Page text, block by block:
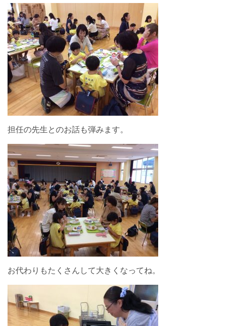
担任の先生とのお話も弾みます。
お代わりもたくさんして大きくなってね。